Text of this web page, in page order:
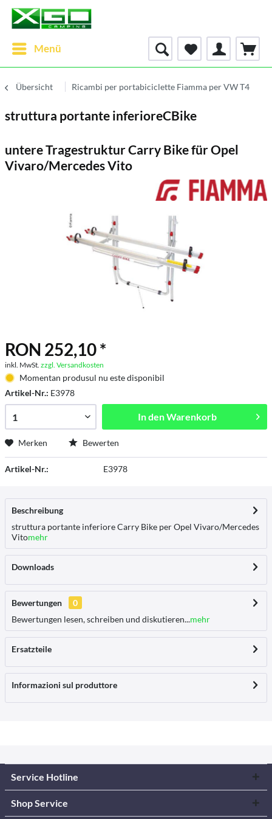
Menü
Übersicht Ricambi per portabiciclette Fiamma per VW T4
struttura portante inferioreCBike
untere Tragestruktur Carry Bike für Opel
Vivaro/Mercedes Vito
RON 252,10 *
inkl. MwSt. zzgl. Versandkosten
Momentan produsul nu este disponibil
Artikel-Nr.: E3978
In denWarenkorb
Merken Bewerten
Artikel-Nr.: E3978
Beschreibung
struttura portante inferiore Carry Bike per Opel Vivaro/Mercedes
Vitomehr
Downloads
Bewertungen
0
Bewertungen lesen, schreiben und diskutieren...mehr
Ersatzteile
Informazioni sul produttore
Service Hotline
Shop Service